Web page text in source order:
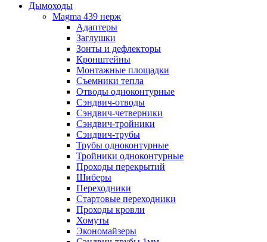
Дымоходы
Magma 439 нерж
Адаптеры
Заглушки
Зонты и дефлекторы
Кронштейны
Монтажные площадки
Съемники тепла
Отводы одноконтурные
Сэндвич-отводы
Сэндвич-четверники
Сэндвич-тройники
Сэндвич-трубы
Трубы одноконтурные
Тройники одноконтурные
Проходы перекрытий
Шиберы
Переходники
Стартовые переходники
Проходы кровли
Хомуты
Экономайзеры